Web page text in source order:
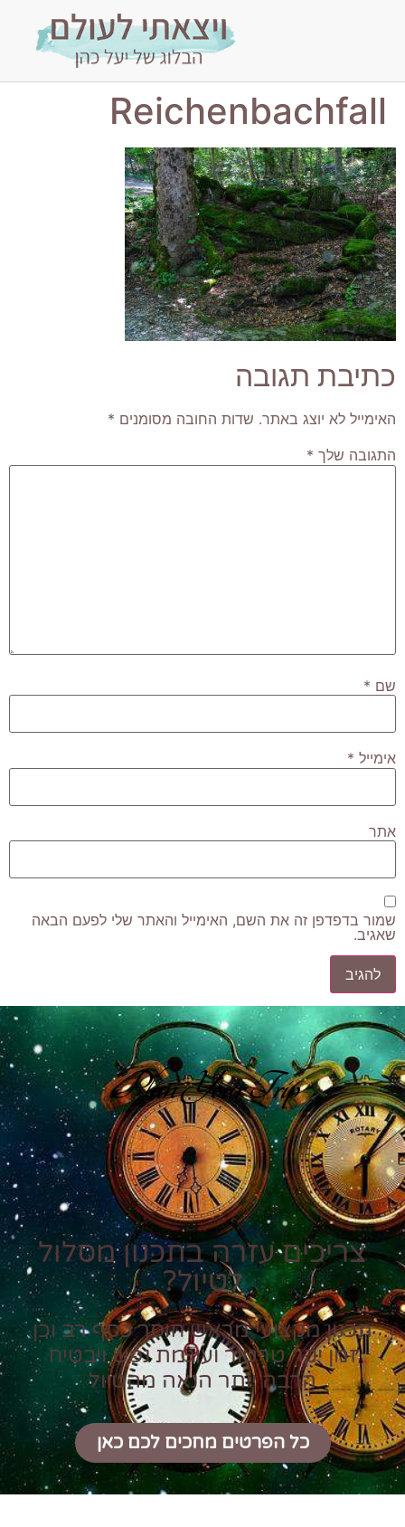
Reichenbachfall
כתיבת תגובה
האימייל לא יוצג באתר. שדות החובה מסומנים *
התגובה שלך *
שם *
אימייל *
אתר
שמור בדפדפן זה את השם, האימייל והאתר שלי לפעם הבאה
שאגיב.
Plan Your Trip
צריכים עזרה בתכנון מסלול
לטיול?
תכנון מקצועי מראש חוסך כסף רב וכן
זמן יקר טרטור ועוגמת נפש ויבטיח
הרבה יותר הנאה מהטיול
כל הפרטים מחכים לכם כאן